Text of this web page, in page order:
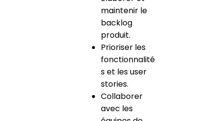
maintenir le
backlog
produit.
Prioriser les
fonctionnalité
s et les user
stories.
Collaborer
avec les